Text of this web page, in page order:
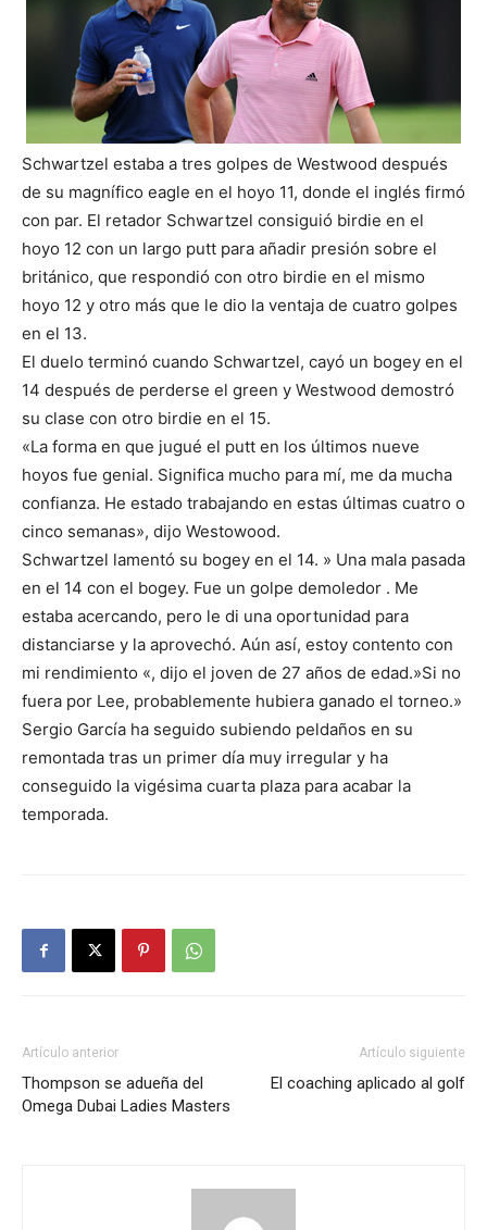
Schwartzel estaba a tres golpes de Westwood después
de su magnífico eagle en el hoyo 11, donde el inglés firmó
con par. El retador Schwartzel consiguió birdie en el
hoyo 12 con un largo putt para añadir presión sobre el
británico, que respondió con otro birdie en el mismo
hoyo 12 y otro más que le dio la ventaja de cuatro golpes
en el 13.
El duelo terminó cuando Schwartzel, cayó un bogey en el
14 después de perderse el green y Westwood demostró
su clase con otro birdie en el 15.
«La forma en que jugué el putt en los últimos nueve
hoyos fue genial. Significa mucho para mí, me da mucha
confianza. He estado trabajando en estas últimas cuatro o
cinco semanas», dijo Westowood.
Schwartzel lamentó su bogey en el 14. » Una mala pasada
en el 14 con el bogey. Fue un golpe demoledor . Me
estaba acercando, pero le di una oportunidad para
distanciarse y la aprovechó. Aún así, estoy contento con
mi rendimiento «, dijo el joven de 27 años de edad.»Si no
fuera por Lee, probablemente hubiera ganado el torneo.»
Sergio García ha seguido subiendo peldaños en su
remontada tras un primer día muy irregular y ha
conseguido la vigésima cuarta plaza para acabar la
temporada.
Artículo anterior
Thompson se adueña del
Omega Dubai Ladies Masters
Artículo siguiente
El coaching aplicado al golf